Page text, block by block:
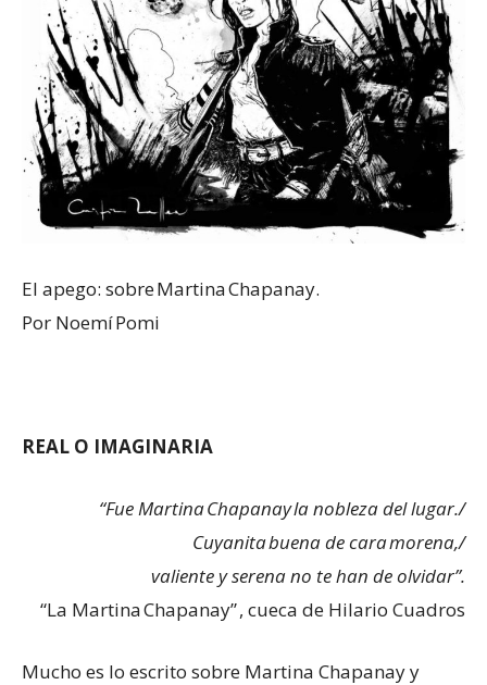
El apego: sobre Martina Chapanay.
Por Noemí Pomi
REAL O IMAGINARIA
“Fue Martina Chapanay la nobleza del lugar./
Cuyanita buena de cara morena,/
valiente y serena no te han de olvidar”.
“La Martina Chapanay” , cueca de Hilario Cuadros
Mucho es lo escrito sobre Martina Chapanay y